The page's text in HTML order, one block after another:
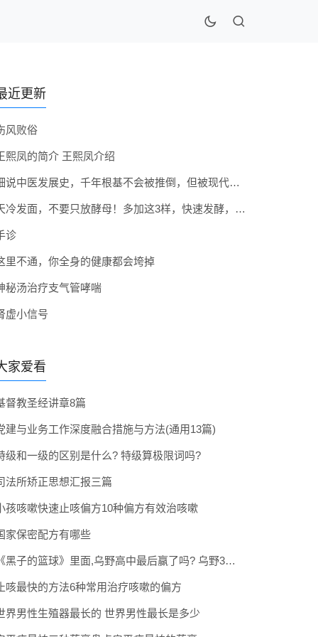
近更新
风败俗
熙凤的简介 王熙凤介绍
细说中医发展史，千年根基不会被推倒，但被现代医疗模式堵住出路
天冷发面，不要只放酵母！多加这3样，快速发酵，蓬松香软弹性十足
诊
里不通，你全身的健康都会垮掉
秘汤治疗支气管哮喘
虚小信号
家爱看
督教圣经讲章8篇
建与业务工作深度融合措施与方法(通用13篇)
级和一级的区别是什么? 特级算极限词吗?
法所矫正思想汇报三篇
孩咳嗽快速止咳偏方10种偏方有效治咳嗽
家保密配方有哪些
《黑子的篮球》里面,乌野高中最后赢了吗? 乌野3年拿到全国冠军了吗
咳最快的方法6种常用治疗咳嗽的偏方
界男性生殖器最长的 世界男性最长是多少